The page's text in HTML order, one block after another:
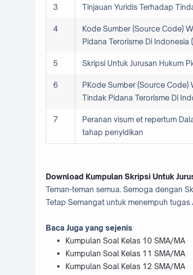
3 Tinjauan Yuridis Terhadap
4
Kode Sumber (Source Code)
Pidana Terorisme Di Indonesia
5 Skripsi Untuk Jurusan Hukum
6
PKode Sumber (Source
Tindak Pidana Terorisme Di
7
Peranan visum et repertum
tahap penyidikan
Download Kumpulan Skripsi Untuk
Teman-teman semua. Semoga dengan
Tetap Semangat untuk menempuh tugas
Baca Juga yang sejenis
Kumpulan Soal Kelas 10 SMA/MA
Kumpulan Soal Kelas 11 SMA/MA
Kumpulan Soal Kelas 12 SMA/MA